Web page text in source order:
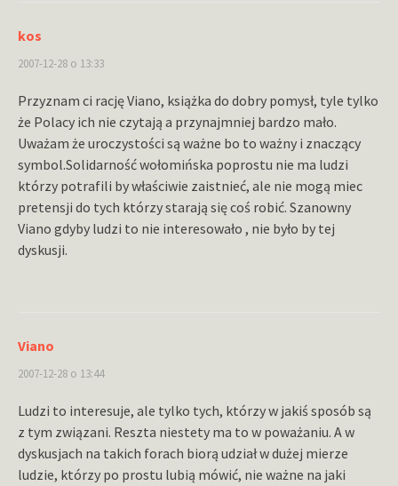
kos
2007-12-28 o 13:33
Przyznam ci rację Viano, książka do dobry pomysł, tyle tylko
że Polacy ich nie czytają a przynajmniej bardzo mało.
Uważam że uroczystości są ważne bo to ważny i znaczący
symbol.Solidarność wołomińska poprostu nie ma ludzi
którzy potrafili by właściwie zaistnieć, ale nie mogą miec
pretensji do tych którzy starają się coś robić. Szanowny
Viano gdyby ludzi to nie interesowało , nie było by tej
dyskusji.
Viano
2007-12-28 o 13:44
Ludzi to interesuje, ale tylko tych, którzy w jakiś sposób są
z tym związani. Reszta niestety ma to w poważaniu. A w
dyskusjach na takich forach biorą udział w dużej mierze
ludzie, którzy po prostu lubią mówić, nie ważne na jaki